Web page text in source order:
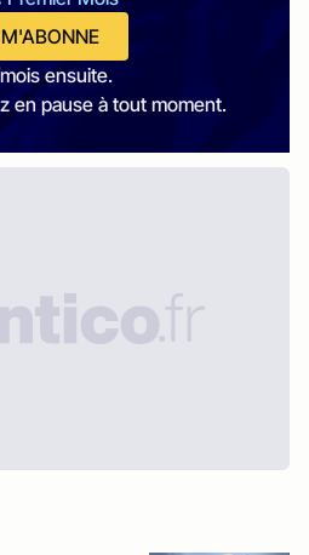
ensuite.
en pause à tout moment.